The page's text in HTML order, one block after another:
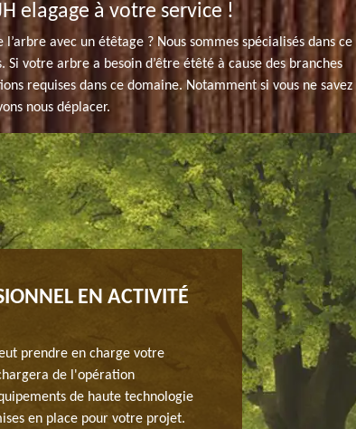
elagage à votre service !
avec un étêtage ? Nous sommes spécialisés dans ce
votre arbre a besoin d’être étêté à cause des branches
requises dans ce domaine. Notamment si vous ne savez
nous déplacer.
EN ACTIVITÉ
prendre en charge votre
de l'opération
de haute technologie
en place pour votre projet.
ETÊTEUR EN
On appele étêteur la
Gommonviller. Cette
esthétique à
tous arbres. L’étêtage
de prendre